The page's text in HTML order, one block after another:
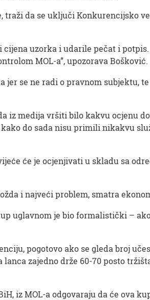
da se uključi Konkurencijsko
uzorka i udarile pečat i
MOL-a”, upozorava Bošković.
se ne radi o pravnom subjektu,
iz medija vršiti bilo kakvu ocjenu
do sada nisu primili nikakvu
će je ocjenjivati u skladu sa
i najveći problem, smatra
uglavnom je bio formalistički –
pogotovo ako se gleda broj
zajedno drže 60-70 posto
iz MOL-a odgovaraju da će ova